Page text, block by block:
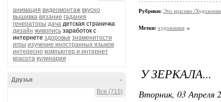
анимация видеомонтаж вкусно
вышивка вязание гадания
генераторы дача детская страничка
дизайн живопись заработок с
интернете здоровье знаменитости
игры изучение иностранных языков
интересно компьютер и интернет
красота кулинария
-
Друзья
Все (715)
Рубрики: Это красиво./
Метки: художники
У ЗЕРКАЛА...
Вторник, 03 Апреля